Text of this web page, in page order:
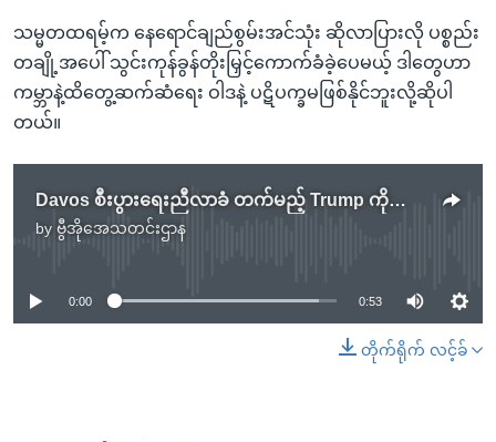
သမ္မတထရမ့်က နေရောင်ချည်စွမ်းအင်သုံး ဆိုလာပြားလို ပစ္စည်း
တချို့အပေါ် သွင်းကုန်ခွန်တိုးမြှင့်ကောက်ခံခဲ့ပေမယ့် ဒါတွေဟာ
ကမ္ဘာနဲ့ထိတွေ့ဆက်ဆံရေး ဝါဒနဲ့ ပဋိပက္ခမဖြစ်နိုင်ဘူးလို့ဆိုပါ
တယ်။
Davos စီးပွားရေးညီလာခံ တက်မည့် Trump ကိုဆန္ဒပြ
by ဗွီအိုအေသတင်းဌာန
No media source currently available
0:00 0:53
တိုက်ရိုက် လင့်ခ်